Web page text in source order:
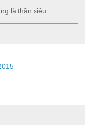
là thần siêu